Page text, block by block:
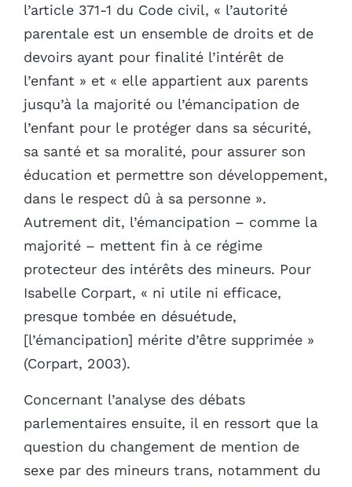
l’article 371-1 du Code civil, « l’autorité
parentale est un ensemble de droits et de
devoirs ayant pour finalité l’intérêt de
l’enfant » et « elle appartient aux parents
jusqu’à la majorité ou l’émancipation de
l’enfant pour le protéger dans sa sécurité,
sa santé et sa moralité, pour assurer son
éducation et permettre son développement,
dans le respect dû à sa personne ».
Autrement dit, l’émancipation – comme la
majorité – mettent fin à ce régime
protecteur des intérêts des mineurs. Pour
Isabelle Corpart, « ni utile ni efficace,
presque tombée en désuétude,
[l’émancipation] mérite d’être supprimée »
(Corpart, 2003).
Concernant l’analyse des débats
parlementaires ensuite, il en ressort que la
question du changement de mention de
sexe par des mineurs trans, notamment du